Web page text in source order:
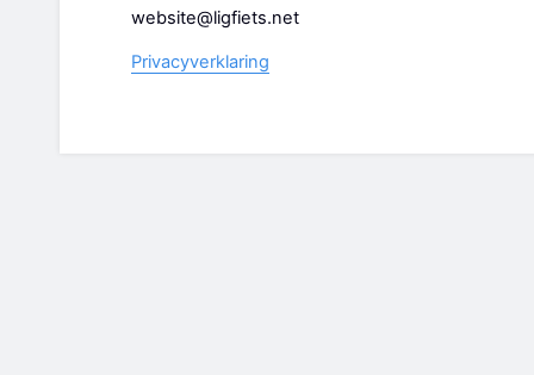
website@ligfiets.net
Privacyverklaring